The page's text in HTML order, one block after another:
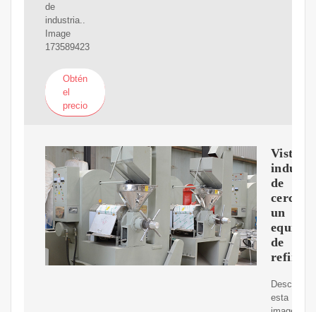
de
industria..
Image
173589423
Obtén
el
precio
Vista
de
cerca,
un
equipo
de
Descargar
esta